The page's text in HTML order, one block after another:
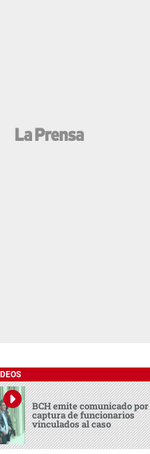
BCH emite comunicado por
captura de funcionarios
vinculados al caso